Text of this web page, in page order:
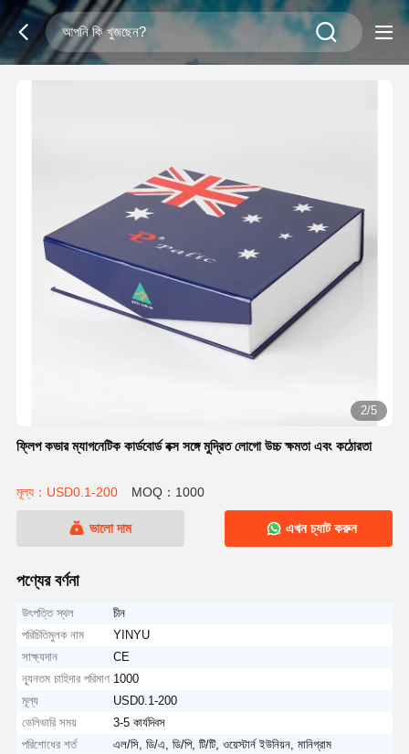
2/5
ফ্লিপ কভার ম্যাগনেটিক কার্ডবোর্ড বক্স সঙ্গে মুদ্রিত লোগো উচ্চ ক্ষমতা এবং কঠোরতা
মূল্য：USD0.1-200 MOQ：1000
ভালো দাম এখন চ্যাট করুন
পণ্যের বর্ণনা
উৎপত্তি স্থল
চীন
পরিচিতিমুলক নাম
YINYU
সাক্ষ্যদান
CE
ন্যূনতম চাহিদার পরিমাণ 1000
মূল্য
USD0.1-200
ডেলিভারি সময়
3-5 কার্যদিবস
পরিশোধের শর্ত
এল/সি, ডি/এ, ডি/পি, টি/টি, ওয়েস্টার্ন ইউনিয়ন, মানিগ্রাম